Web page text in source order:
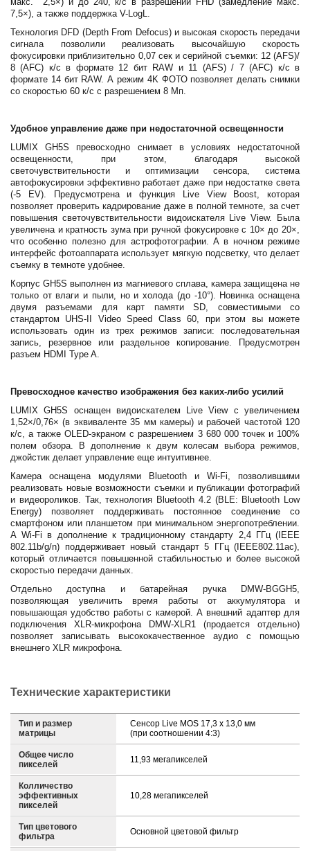
7,5×), а также поддержка V-LogL.
Технология DFD (Depth From Defocus) и высокая скорость передачи
сигнала позволили реализовать высочайшую скорость
фокусировки приблизительно 0,07 сек и серийной съемки: 12 (AFS)/
8 (AFC) к/с в формате 12 бит RAW и 11 (AFS) / 7 (AFC) к/с в
формате 14 бит RAW. А режим 4K ФОТО позволяет делать снимки
со скоростью 60 к/с с разрешением 8 Мп.
Удобное управление даже при недостаточной освещенности
LUMIX GH5S превосходно снимает в условиях недостаточной
освещенности, при этом, благодаря высокой
светочувствительности и оптимизации сенсора, система
автофокусировки эффективно работает даже при недостатке света
(-5 EV). Предусмотрена и функция Live View Boost, которая
позволяет проверить кадрирование даже в полной темноте, за счет
повышения светочувствительности видоискателя Live View. Была
увеличена и кратность зума при ручной фокусировке с 10× до 20×,
что особенно полезно для астрофотографии. А в ночном режиме
интерфейс фотоаппарата использует мягкую подсветку, что делает
съемку в темноте удобнее.
Корпус GH5S выполнен из магниевого сплава, камера защищена не
только от влаги и пыли, но и холода (до -10°). Новинка оснащена
двумя разъемами для карт памяти SD, совместимыми со
стандартом UHS-II Video Speed Class 60, при этом вы можете
использовать один из трех режимов записи: последовательная
запись, резервное или раздельное копирование. Предусмотрен
разъем HDMI Type A.
Превосходное качество изображения без каких-либо усилий
LUMIX GH5S оснащен видоискателем Live View с увеличением
1,52×/0,76× (в эквиваленте 35 мм камеры) и рабочей частотой 120
к/с, а также OLED-экраном с разрешением 3 680 000 точек и 100%
полем обзора. В дополнение к двум колесам выбора режимов,
джойстик делает управление еще интуитивнее.
Камера оснащена модулями Bluetooth и Wi-Fi, позволившими
реализовать новые возможности съемки и публикации фотографий
и видеороликов. Так, технология Bluetooth 4.2 (BLE: Bluetooth Low
Energy) позволяет поддерживать постоянное соединение со
смартфоном или планшетом при минимальном энергопотреблении.
А Wi-Fi в дополнение к традиционному стандарту 2,4 ГГц (IEEE
802.11b/g/n) поддерживает новый стандарт 5 ГГц (IEEE802.11ac),
который отличается повышенной стабильностью и более высокой
скоростью передачи данных.
Отдельно доступна и батарейная ручка DMW-BGGH5,
позволяющая увеличить время работы от аккумулятора и
повышающая удобство работы с камерой. А внешний адаптер для
подключения XLR-микрофона DMW-XLR1 (продается отдельно)
позволяет записывать высококачественное аудио с помощью
внешнего XLR микрофона.
Технические характеристики
Тип и размер
матрицы
Сенсор Live MOS 17,3 x 13,0 мм
(при соотношении 4:3)
Общее число
пикселей
11,93 мегапикселей
Колличество
эффективных
пикселей
10,28 мегапикселей
Тип цветового
фильтра
Основной цветовой фильтр